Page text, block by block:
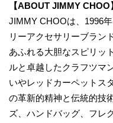
【ABOUT JIMMY CHOO
JIMMY CHOOは、1996
リーアクセサリーブラン
あふれる大胆なスピリッ
ルと卓越したクラフツマ
いやレッドカーペットス
の革新的精神と伝統的技
ズ、ハンドバッグ、フレ